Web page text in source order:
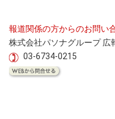
報道関係の方からのお問い
株式会社パソナグループ 広
03-6734-0215